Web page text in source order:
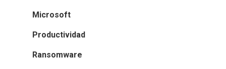
Microsoft
Productividad
Ransomware